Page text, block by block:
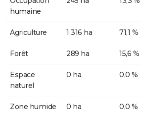
humaine
Agriculture 1 316 ha 71,1 %
Forêt 289 ha 15,6 %
Espace
naturel
0 ha 0,0 %
Zone humide 0 ha 0,0 %